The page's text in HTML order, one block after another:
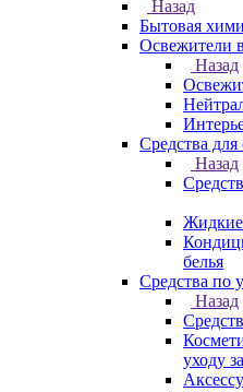
Назад
Бытовая
Освежители
Назад
Средства
Назад
Жидкие
белья
Средства по
Назад
уходу